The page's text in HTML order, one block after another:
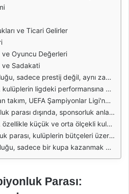
ve Ticari Gelirler
ve Oyuncu Değerleri
ve Sadakati
olan takıma belirli bir ödül sunuyor. Bu ödül, kulüplerin mali durumları üzerinde önemli bir etki yaratmaktadır. Özellikle büyük takımlar için bu ödül, hem oyuncu alımları hem de altyapı yatırımları açısından büyük bir destek sağlamaktadır.
bir miktar üzerinden hesaplanır. Bunun yanı sıra, ligin diğer takımlarının da performansları, dağıtılacak olan toplam parayı etkileyebilir. Bu nedenle, Süper Lig'de şampiyon olmanın getirdiği maddi avantajlar oldukça fazladır.
Avrupa kupalarında yer alan takımlar, hem prestij kazanır hem de maçlardan elde edilen bilet satışları ve yayın gelirleri sayesinde ek kazançlar elde ederler. Bu nedenle, Süper Lig şampiyonluğu, yalnızca o sezon için değil, gelecek sezonlar için de önemli fırsatlar sunar.
daha güçlü bir konumda olur. Bu da, kulüplerin daha yüksek sponsorluk anlaşmaları yapmalarına olanak tanır. Bu açıdan bakıldığında, Süper Lig şampiyonluğu, kulüplerin uzun vadeli finansal sağlığı için kritik bir rol oynar.
ödül sayesinde borçlarını kapatma veya altyapılarına yatırım yapma şansı bulurlar. Dolayısıyla, Süper Lig'de her kulüp için şampiyonluk mücadelesi, sadece bir başarı değil, aynı zamanda finansal bir dönüm noktasıdır.
gelir. Kulüpler, bu parayı nasıl kullanacaklarına dair planlamalar yaparak, gelecek sezonlarda daha rekabetçi olmayı hedeflerler. Bu bağlamda, ligdeki şampiyonluk yarışı, sadece spor anlamında değil, ekonomik açıdan da büyük bir önem taşır.
daha fazla görünürlük ve prestij kazanarak, uzun vadede daha büyük kazançlar elde etme şansına sahip olurlar. Bu nedenle, her sezon Süper Lig'de şampiyonluk mücadelesi, hem sporcular hem de kulüpler açısından büyük bir heyecan ve önem taşımaktadır.
Parası: